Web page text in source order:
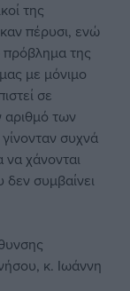
της
πέρυσι, ενώ
πρόβλημα της
με μόνιμο
σε
αριθμό των
συχνά
χάνονται
δεν συμβαίνει
κ. Ιωάννη